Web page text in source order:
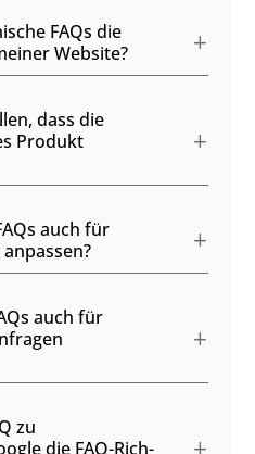
FAQs die
Website?
dass die
Produkt
auch für
auch für
zu
die FAQ-Rich-